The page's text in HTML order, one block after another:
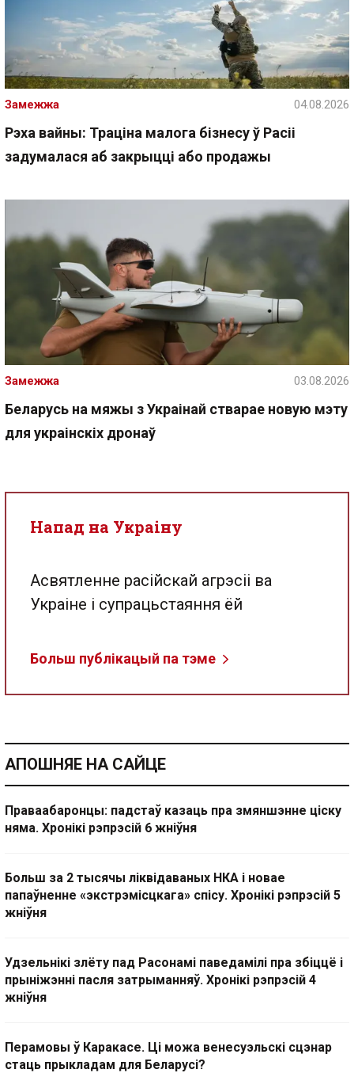
Рэха вайны: Траціна малога бізнесу ў Расіі
задумалася аб закрыцці або продажы
Замежжа 04.08.2026
Беларусь на мяжы з Украінай стварае новую мэту
для украінскіх дронаў
Замежжа 03.08.2026
Напад на Украіну
Асвятленне расійскай агрэсіі ва
Украіне і супрацьстаяння ёй
Больш публікацый па тэме
АПОШНЯЕ НА САЙЦЕ
Праваабаронцы: падстаў казаць пра змяншэнне ціску
няма. Хронікі рэпрэсій 6 жніўня
Больш за 2 тысячы ліквідаваных НКА і новае
папаўненне «экстрэмісцкага» спісу. Хронікі рэпрэсій 5
жніўня
Удзельнікі злёту пад Расонамі паведамілі пра збіццё і
прыніжэнні пасля затрыманняў. Хронікі рэпрэсій 4
жніўня
Перамовы ў Каракасе. Ці можа венесуэльскі сцэнар
стаць прыкладам для Беларусі?